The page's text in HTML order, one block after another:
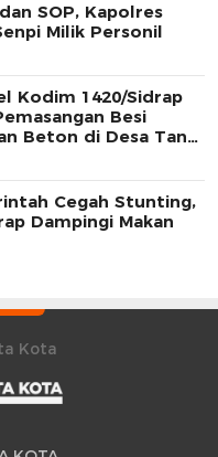
SOP, Kapolres
Milik Personil
Kodim 1420/Sidrap
Besi
Beton di Desa Tana
Cegah Stunting,
Dampingi Makan
Kota